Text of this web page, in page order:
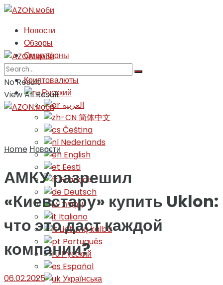
Новости
Обзоры
Смартфоны
Игры
Криптовалюты
Русский
العربية
简体中文
Čeština‎
Nederlands
English
Eesti
Français
Deutsch
עִבְרִית
Italiano
Lietuvių kalba
Português
Русский
Español
Українська
No Result
View All Result
Home Новости
АМКУ разрешил
«Киевстару» купить Uklon:
что это даст каждой
компании?
06.02.2025